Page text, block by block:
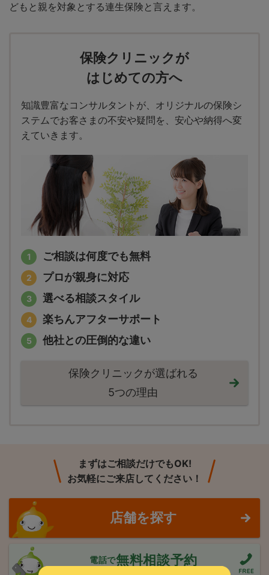
どもと親を対象とする連生保険と言えます。
保険クリニックが
はじめての方へ
知識豊富なコンサルタントが、オリジナルの保険シ
ステムでお客さまの不安や疑問を、安心や納得へ変
えていきます。
ご相談は何度でも無料
プロが親身に対応
選べる相談スタイル
楽ちんアフターサポート
他社との圧倒的な違い
保険クリニックが選ばれる
5つの理由
まずはご相談だけでもOK!
お気軽にご来店してください！
店舗を探す
電話で無料相談予約